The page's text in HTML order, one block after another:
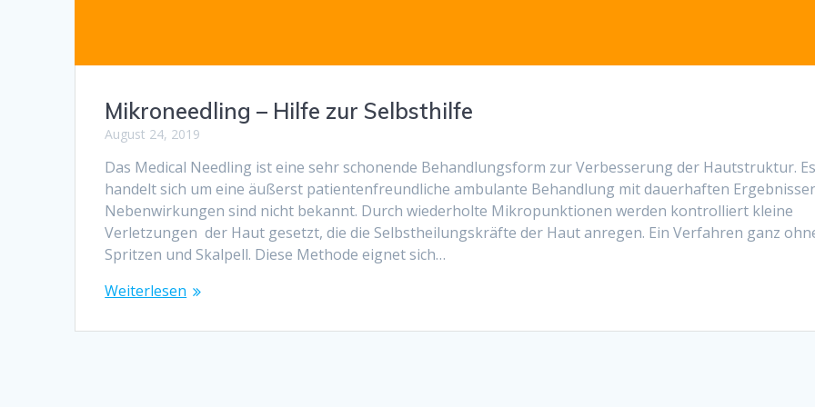
Mikroneedling – Hilfe zur Selbsthilfe
August 24, 2019
Das Medical Needling ist eine sehr schonende Behandlungsform zur Verbesserung der Hautstruktur. Es
handelt sich um eine äußerst patientenfreundliche ambulante Behandlung mit dauerhaften
Nebenwirkungen sind nicht bekannt. Durch wiederholte Mikropunktionen werden kontrolliert kleine
Verletzungen der Haut gesetzt, die die Selbstheilungskräfte der Haut anregen. Ein Verfahren ganz
Spritzen und Skalpell. Diese Methode eignet sich…
Weiterlesen